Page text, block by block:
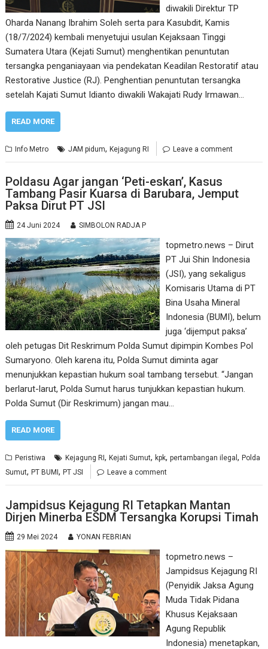
diwakili Direktur TP
Oharda Nanang Ibrahim Soleh serta para Kasubdit, Kamis
(18/7/2024) kembali menyetujui usulan Kejaksaan Tinggi
Sumatera Utara (Kejati Sumut) menghentikan penuntutan
tersangka penganiayaan via pendekatan Keadilan Restoratif atau
Restorative Justice (RJ). Penghentian penuntutan tersangka
setelah Kajati Sumut Idianto diwakili Wakajati Rudy Irmawan…
READ MORE
Info Metro JAM pidum,Kejagung RI Leave a comment
Poldasu Agar jangan ‘Peti-eskan’, Kasus
Tambang Pasir Kuarsa di Barubara, Jemput
Paksa Dirut PT JSI
24 Juni 2024 SIMBOLON RADJA P
topmetro.news – Dirut
PT Jui Shin Indonesia
(JSI), yang sekaligus
Komisaris Utama di PT
Bina Usaha Mineral
Indonesia (BUMI), belum
juga ‘dijemput paksa’
oleh petugas Dit Reskrimum Polda Sumut dipimpin Kombes Pol
Sumaryono. Oleh karena itu, Polda Sumut diminta agar
menunjukkan kepastian hukum soal tambang tersebut. “Jangan
berlarut-larut, Polda Sumut harus tunjukkan kepastian hukum.
Polda Sumut (Dir Reskrimum) jangan mau…
READ MORE
Peristiwa Kejagung RI,Kejati Sumut,kpk,pertambangan ilegal,Polda
Sumut,PT BUMI,PT JSI Leave a comment
Jampidsus Kejagung RI Tetapkan Mantan
Dirjen Minerba ESDM Tersangka Korupsi Timah
29 Mei 2024 YONAN FEBRIAN
topmetro.news –
Jampidsus Kejagung RI
(Penyidik Jaksa Agung
Muda Tidak Pidana
Khusus Kejaksaan
Agung Republik
Indonesia) menetapkan,